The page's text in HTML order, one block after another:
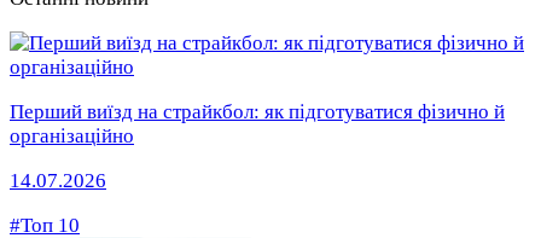
Перший виїзд на страйкбол: як підготуватися фізично й
організаційно
14.07.2026
#Топ 10